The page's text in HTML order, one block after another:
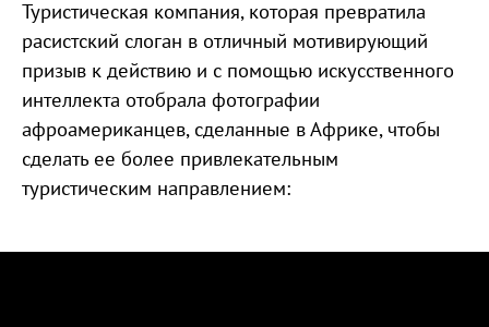
Туристическая компания, которая превратила
расистский слоган в отличный мотивирующий
призыв к действию и с помощью искусственного
интеллекта отобрала фотографии
афроамериканцев, сделанные в Африке, чтобы
сделать ее более привлекательным
туристическим направлением: